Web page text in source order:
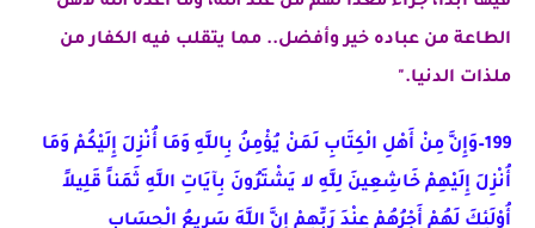
الطاعة من عباده خير وأفضل.. مما يتقلب فيه الكفار من
ملذات الدنيا."
199–وَإِنَّ مِنْ أَهْلِ الْكِتَابِ لَمَنْ يُؤْمِنُ بِاللَّهِ وَمَا أُنْزِلَ إِلَيْكُمْ وَمَا
أُنْزِلَ إِلَيْهِمْ خَاشِعِينَ لِلَّهِ لا يَشْتَرُونَ بِآيَاتِ اللَّهِ ثَمَناً قَلِيلاً
أُوْلَئِكَ لَهُمْ أَجْرُهُمْ عِنْدَ رَبِّهِمْ إِنَّ اللَّهَ سَرِيعُ الْحِسَابِ